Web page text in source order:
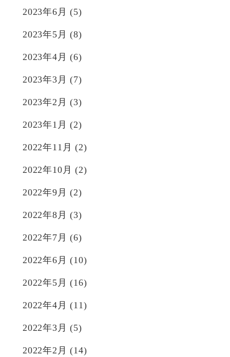
2023年6月 (5)
2023年5月 (8)
2023年4月 (6)
2023年3月 (7)
2023年2月 (3)
2023年1月 (2)
2022年11月 (2)
2022年10月 (2)
2022年9月 (2)
2022年8月 (3)
2022年7月 (6)
2022年6月 (10)
2022年5月 (16)
2022年4月 (11)
2022年3月 (5)
2022年2月 (14)